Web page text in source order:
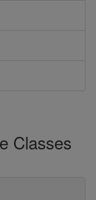
Classes